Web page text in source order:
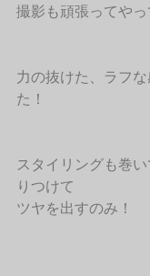
撮影も頑張ってやっ
力の抜けた、ラフ
た！
スタイリングも巻
りつけて
ツヤを出すのみ！